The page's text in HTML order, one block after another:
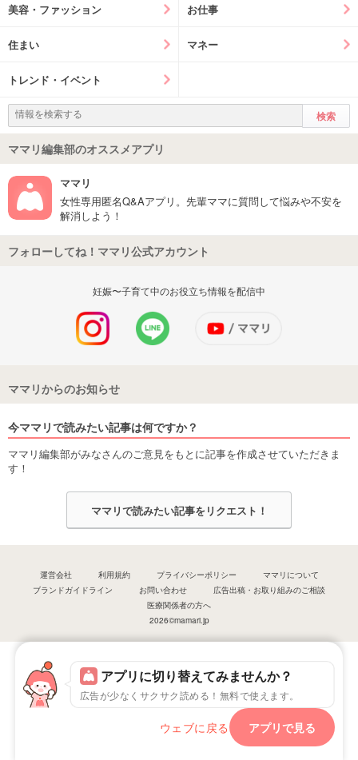
アプリに切り替えてみませんか？
広告が少なくサクサク読める！無料で使えます。
ウェブに戻る アプリで見る
美容・ファッション お仕事
住まい マネー
トレンド・イベント
ママリ編集部のオススメアプリ
ママリ
女性専用匿名Q&Aアプリ。先輩ママに質問して悩みや不安を
解消しよう！
フォローしてね！ママリ公式アカウント
妊娠〜子育て中のお役立ち情報を配信中
ママリからのお知らせ
今ママリで読みたい記事は何ですか？
ママリ編集部がみなさんのご意見をもとに記事を作成させていただきま
す！
ママリで読みたい記事をリクエスト！
運営会社 利用規約 プライバシーポリシー
ママリについて
ブランドガイドライン
お問い合わせ
広告出稿・お取り組みのご相談
医療関係者の方へ
2026©mamari.jp